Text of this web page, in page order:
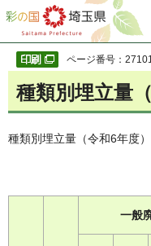
彩の国 埼玉県
ページ番号：
種類別埋立量
種類別埋立量（令和6年度）
一般